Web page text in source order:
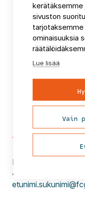
Korkean
että
hieman viime
Vähäisen
saatujen
laskevan.
ulkomailta
laskevan
Rasmus
Johtava asiantuntija
kerätäksemme
sivuston
tarjotaksemme
ominaisuuksia
Lue lisää
Vain